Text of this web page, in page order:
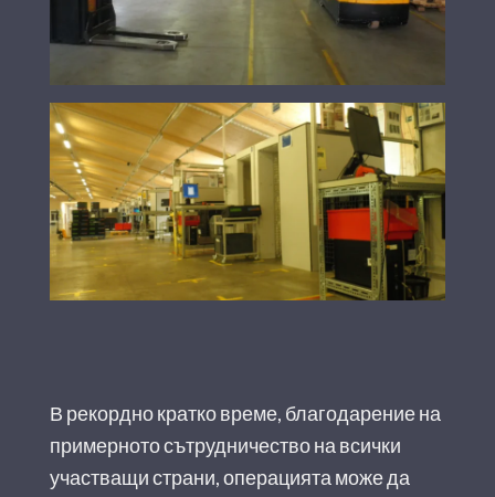
В рекордно кратко време, благодарение на
примерното сътрудничество на всички
участващи страни, операцията може да